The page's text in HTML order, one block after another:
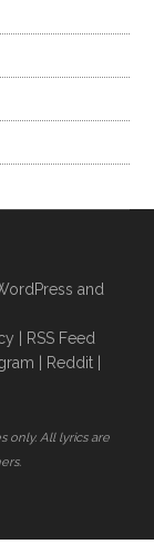
and
RSS Feed
Reddit|
only. All lyrics are